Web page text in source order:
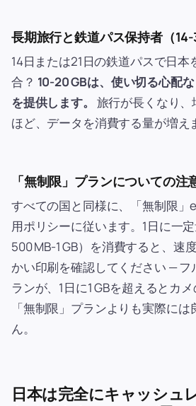
長期旅行と鉄道パス保持者（14-
14日または21日の鉄道パスで日
合？ 10-20 GBは、使い切る心配
を提供します。
旅行が長くなり
ほど、データを消費する量が増え
「無制限」プランについての注
すべての国と同様に、「無制限」
用ポリシーに従います。1日に一
500 MB-1 GB）を消費すると、速
かい印刷を確認してください — フ
ランが、1日に1 GBを超えるとカ
「無制限」プランよりも実際に
ん。
日本は完全にキャッシュ